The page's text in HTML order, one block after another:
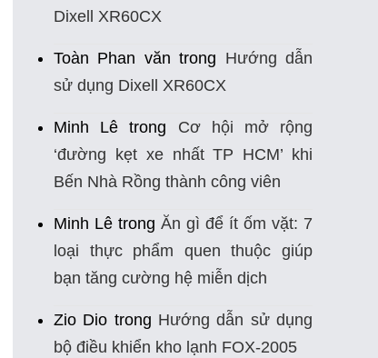
Dixell XR60CX
Toàn Phan văn trong Hướng dẫn
sử dụng Dixell XR60CX
Minh Lê trong Cơ hội mở rộng
‘đường kẹt xe nhất TP HCM’ khi
Bến Nhà Rồng thành công viên
Minh Lê trong Ăn gì để ít ốm vặt: 7
loại thực phẩm quen thuộc giúp
bạn tăng cường hệ miễn dịch
Zio Dio trong Hướng dẫn sử dụng
bộ điều khiển kho lạnh FOX-2005